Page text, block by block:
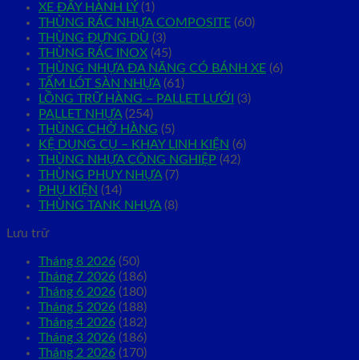
XE ĐẨY HÀNH LÝ(1)
THÙNG RÁC NHỰA COMPOSITE (60)
THÙNG ĐỰNG DÙ (3)
THÙNG RÁC INOX (45)
THÙNG NHỰA ĐA NĂNG CÓ BÁNH XE (6)
TẤM LÓT SÀN NHỰA (61)
LỒNG TRỮ HÀNG – PALLET LƯỚI
(3)
PALLET NHỰA (254)
THÙNG CHỞ HÀNG (5)
KỆ DỤNG CỤ – KHAY LINH KIỆN (6)
THÙNG NHỰA CÔNG NGHIỆP (42)
THÙNG PHUY NHỰA (7)
PHỤ KIỆN (14)
THÙNG TANK NHỰA (8)
Lưu trữ
Tháng 8 2026 (50)
Tháng 7 2026 (186)
Tháng 6 2026 (180)
Tháng 5 2026 (188)
Tháng 4 2026 (182)
Tháng 3 2026 (186)
Tháng 2 2026 (170)